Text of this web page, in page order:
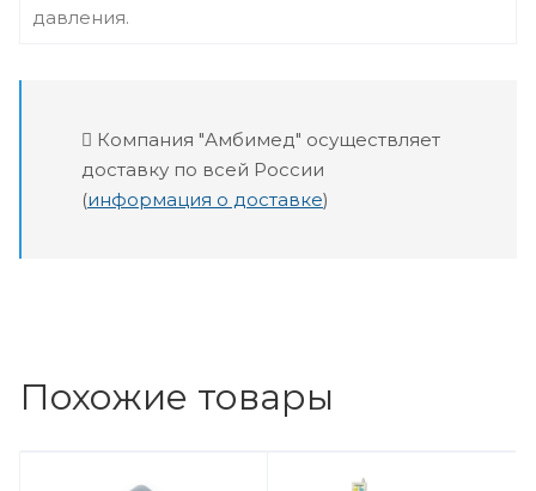
давления.
Компания "Амбимед" осуществляет
доставку по всей России
(информация о доставке)
Похожие товары